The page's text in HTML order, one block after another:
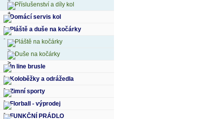
Příslušenství a díly kol
Domácí servis kol
Pláště a duše na kočárky
Pláště na kočárky
Duše na kočárky
In line brusle
Koloběžky a odrážedla
Zimní sporty
Florball - výprodej
FUNKČNÍ PRÁDLO